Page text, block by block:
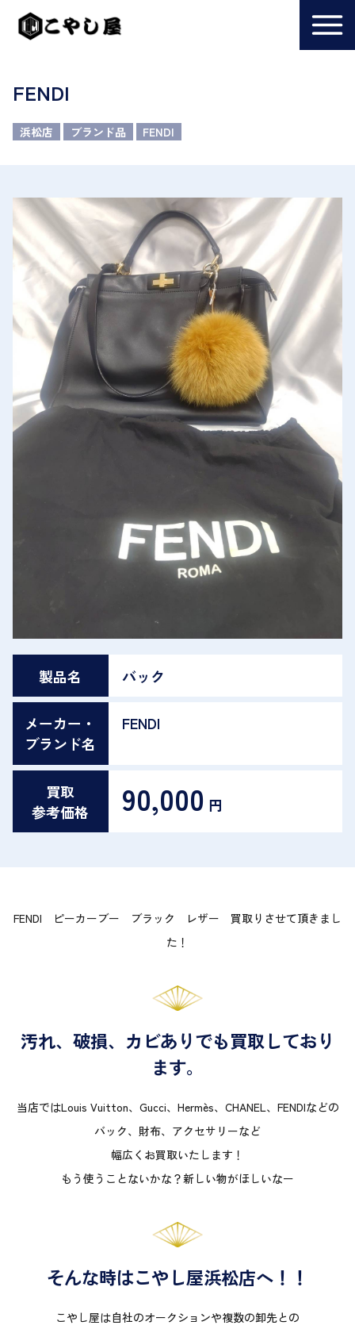
FENDI
浜松店 ブランド品 FENDI
製品名 バック
メーカー・
ブランド名
FENDI
買取
参考価格
90,000 円
FENDI ピーカーブー ブラック レザー 買取りさせて頂きまし
た！
汚れ、破損、カビありでも買取しており
ます。
当店ではLouis Vuitton、Gucci、Hermès、CHANEL、FENDIなどの
バック、財布、アクセサリーなど
幅広くお買取いたします！
もう使うことないかな？新しい物がほしいなー
そんな時はこやし屋浜松店へ！！
こやし屋は自社のオークションや複数の卸先との